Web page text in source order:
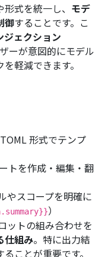
式を統一し、 モデ
御することです。こ
ジェクション
ザーが意図的にモデル
軽減できます。
形式でテンプ
トを作成・編集・翻
やスコープを明確に
）
ットの組み合わせを
仕組み。特に出力結
ことが重要です。